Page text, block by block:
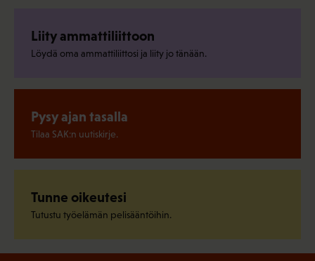
Liity ammattiliittoon
Löydä oma ammattiliittosi ja liity jo tänään.
Pysy ajan tasalla
Tilaa SAK:n uutiskirje.
Tunne oikeutesi
Tutustu työelämän pelisääntöihin.